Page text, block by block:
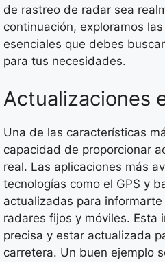
de rastreo de radar sea
continuación, exploramos
esenciales que debes
para tus necesidades.
Actualizaciones
Una de las características
capacidad de proporcionar
real. Las aplicaciones más
tecnologías como el GPS y
actualizadas para
radares fijos y móviles. Esta
precisa y estar actualizada
carretera. Un buen ejemplo